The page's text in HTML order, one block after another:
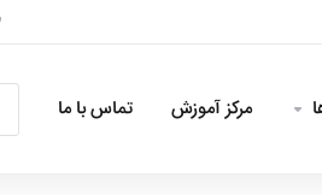
مرکز آموزش تماس با ما